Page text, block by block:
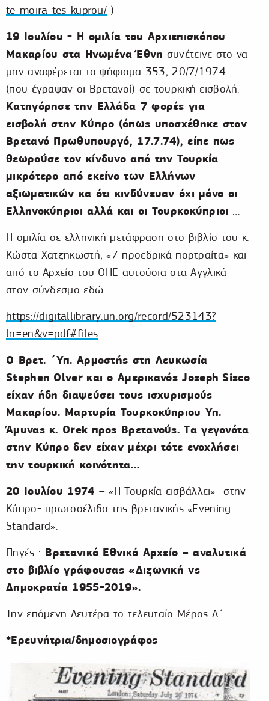
te-moira-tes-kuprou/ )
19 Ιουλίου - Η ομιλία του Αρχιεπισκόπου
Μακαρίου στα Ηνωμένα Έθνη συνέτεινε στο να
μην αναφέρεται το ψήφισμα 353, 20/7/1974
(που έγραψαν οι Βρετανοί) σε τουρκική εισβολή.
Κατηγόρησε την Ελλάδα 7 φορές για
εισβολή στην Κύπρο (όπως υποσχέθηκε στον
Βρετανό Πρωθυπουργό, 17.7.74), είπε πως
θεωρούσε τον κίνδυνο από την Τουρκία
μικρότερο από εκείνο των Ελλήνων
αξιωματικών κα ότι κινδύνευαν όχι μόνο οι
Ελληνοκύπριοι αλλά και οι Τουρκοκύπριοι
Η ομιλία σε ελληνική μετάφραση στο βιβλίο του κ.
Κώστα Χατζηκωστή, «7 προεδρικά πορτραίτα» και
από το Αρχείο του ΟΗΕ αυτούσια στα Αγγλικά
στον σύνδεσμο εδώ:
https://digitallibrary.un.org/record/523143?
ln=en&v=pdf#files
Ο Βρετ. ΄Υπ. Αρμοστής στη Λευκωσία
Stephen Olver και ο Αμερικανός Joseph Sisco
είχαν ήδη διαψεύσει τους ισχυρισμούς
Μακαρίου. Μαρτυρία Τουρκοκύπριου Υπ.
Άμυνας κ. Orek προς Βρετανούς. Tα γεγονότα
στην Κύπρο δεν είχαν μέχρι τότε ενοχλήσει
την τουρκική κοινότητα…
20 Ιουλίου 1974 – «Η Τουρκία εισβάλλει» -στην
Κύπρο- πρωτοσέλιδο της βρετανικής «Evening
Standard».
Πηγές : Βρετανικό Εθνικό Αρχείο – αναλυτικά
στο βιβλίο γράφουσας «Διζωνική vs
Δημοκρατία 1955-2019».
Την επόμενη Δευτέρα το τελευταίο Μέρος Δ΄.
*Ερευνήτρια/δημοσιογράφος